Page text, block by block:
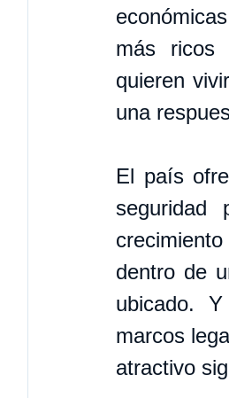
más ricos
quieren
una
El país
seguridad
dentro de
ubicado.
marcos
atractivo